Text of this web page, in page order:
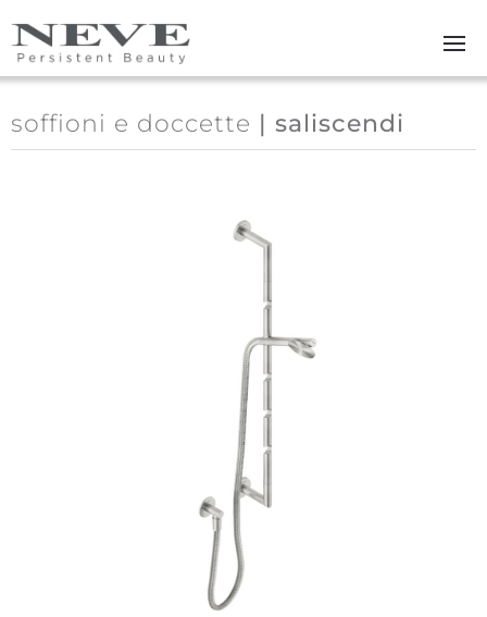
Skip to main content
soffioni e doccette | saliscendi